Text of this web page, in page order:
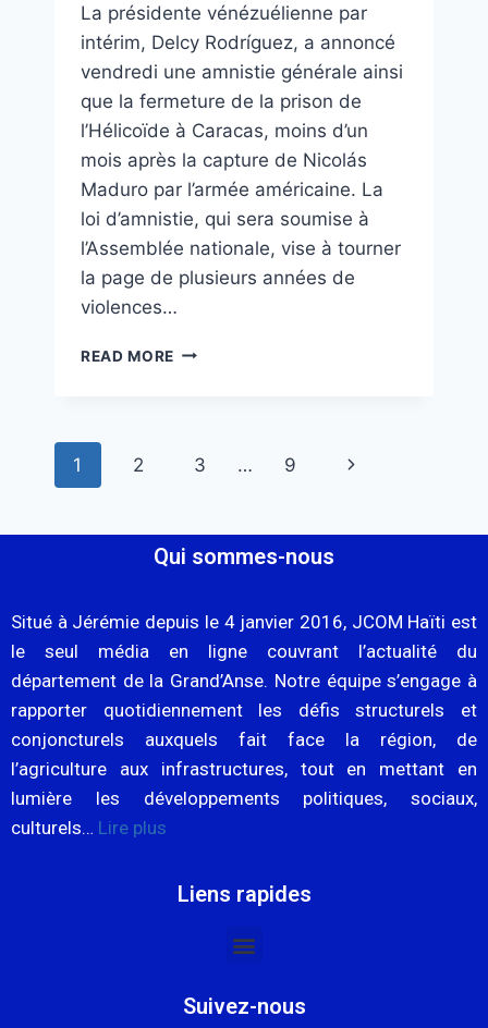
La présidente vénézuélienne par
intérim, Delcy Rodríguez, a annoncé
vendredi une amnistie générale ainsi
que la fermeture de la prison de
l’Hélicoïde à Caracas, moins d’un
mois après la capture de Nicolás
Maduro par l’armée américaine. La
loi d’amnistie, qui sera soumise à
l’Assemblée nationale, vise à tourner
la page de plusieurs années de
violences…
READ MORE
1 2 3 … 9
Qui sommes-nous
Situé à Jérémie depuis le 4 janvier 2016, JCOM Haïti est
le seul média en ligne couvrant l’actualité du
département de la Grand’Anse. Notre équipe s’engage à
rapporter quotidiennement les défis structurels et
conjoncturels auxquels fait face la région, de
l’agriculture aux infrastructures, tout en mettant en
lumière les développements politiques, sociaux,
culturels… Lire plus
Liens rapides
Suivez-nous